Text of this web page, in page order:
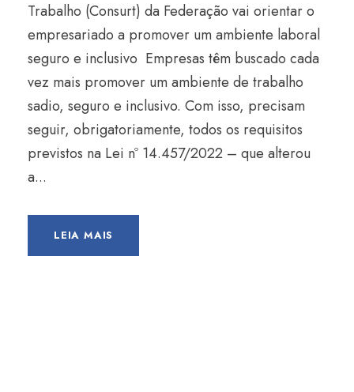
Trabalho (Consurt) da Federação vai orientar o
empresariado a promover um ambiente laboral
seguro e inclusivo Empresas têm buscado cada
vez mais promover um ambiente de trabalho
sadio, seguro e inclusivo. Com isso, precisam
seguir, obrigatoriamente, todos os requisitos
previstos na Lei nº 14.457/2022 – que alterou
a...
LEIA MAIS